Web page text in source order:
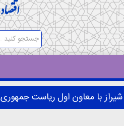
با معاون اول ریاست جمهوری